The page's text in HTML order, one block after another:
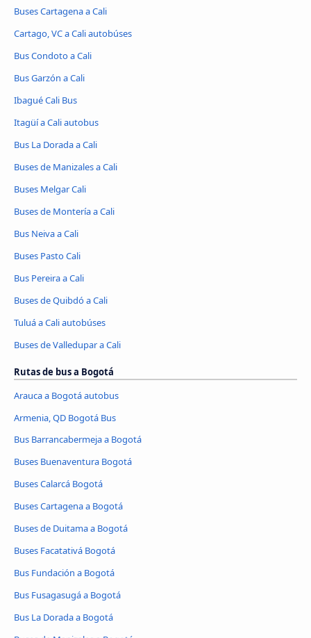
Buses Cartagena a Cali
Cartago, VC a Cali autobúses
Bus Condoto a Cali
Bus Garzón a Cali
Ibagué Cali Bus
Itagüí a Cali autobus
Bus La Dorada a Cali
Buses de Manizales a Cali
Buses Melgar Cali
Buses de Montería a Cali
Bus Neiva a Cali
Buses Pasto Cali
Bus Pereira a Cali
Buses de Quibdó a Cali
Tuluá a Cali autobúses
Buses de Valledupar a Cali
Rutas de bus a Bogotá
Arauca a Bogotá autobus
Armenia, QD Bogotá Bus
Bus Barrancabermeja a Bogotá
Buses Buenaventura Bogotá
Buses Calarcá Bogotá
Buses Cartagena a Bogotá
Buses de Duitama a Bogotá
Buses Facatativá Bogotá
Bus Fundación a Bogotá
Bus Fusagasugá a Bogotá
Bus La Dorada a Bogotá